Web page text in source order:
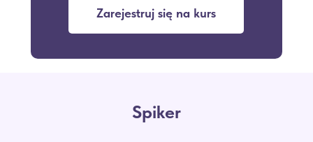
Zarejestruj się na kurs
Spiker